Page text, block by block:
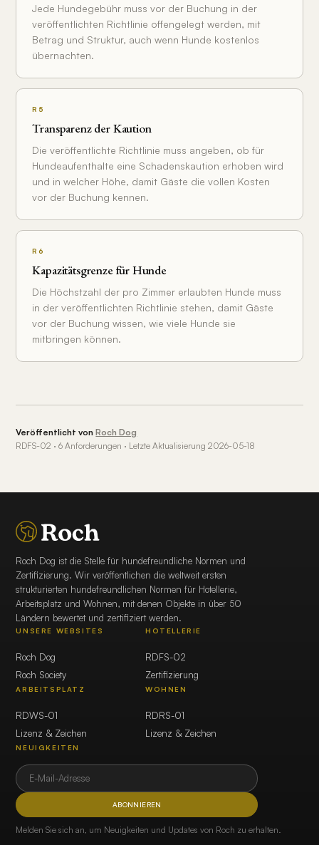
Jede Hundegebühr muss vor der Buchung in der
veröffentlichten Richtlinie offengelegt werden, mit
Betrag und Struktur, auch wenn Hunde kostenlos
übernachten.
R5
Transparenz der Kaution
Die veröffentlichte Richtlinie muss angeben, ob für
Hundeaufenthalte eine Schadenskaution erhoben wird
und in welcher Höhe, damit Gäste die vollen Kosten
vor der Buchung kennen.
R6
Kapazitätsgrenze für Hunde
Die Höchstzahl der pro Zimmer erlaubten Hunde muss
in der veröffentlichten Richtlinie stehen, damit Gäste
vor der Buchung wissen, wie viele Hunde sie
mitbringen können.
Veröffentlicht vonRoch Dog
RDFS-02 · 6 Anforderungen · Letzte Aktualisierung 2026-05-18
Roch Dog ist die Stelle für hundefreundliche Normen und
Zertifizierung. Wir veröffentlichen die weltweit ersten
strukturierten hundefreundlichen Normen für Hotellerie,
Arbeitsplatz und Wohnen, mit denen Objekte in über 50
Ländern bewertet und zertifiziert werden.
UNSERE WEBSITES
Roch Dog
Roch Society
HOTELLERIE
RDFS-02
Zertifizierung
ARBEITSPLATZ
RDWS-01
Lizenz & Zeichen
WOHNEN
RDRS-01
Lizenz & Zeichen
NEUIGKEITEN
ABONNIEREN
Melden Sie sich an, um Neuigkeiten und Updates von Roch zu erhalten.